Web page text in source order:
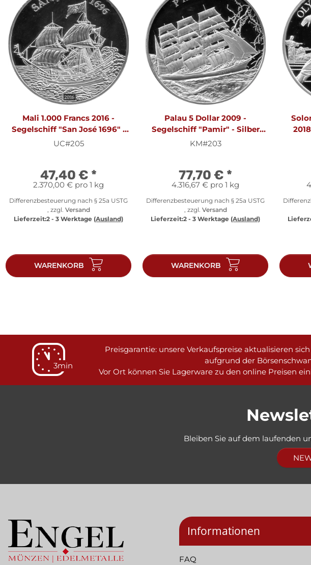
Mali 1.000 Francs 2016 -
Segelschiff "San José 1696" -
Silber PP
UC#205
47,40 € *
2.370,00 € pro 1 kg
Differenzbesteuerung nach § 25a USTG
, zzgl. Versand
Lieferzeit:2 - 3 Werktage (Ausland)
WARENKORB
Palau 5 Dollar 2009 -
Segelschiff "Pamir" - Silber
PP
KM#203
77,70 € *
4.316,67 € pro 1 kg
Differenzbesteuerung nach § 25a USTG
, zzgl. Versand
Lieferzeit:2 - 3 Werktage (Ausland)
WARENKORB
3min
Preisgarantie: unsere Verkaufspreise aktualisieren
aufgrund der
Vor Ort können Sie Lagerware zu den online Preisen
Bleiben Sie auf dem laufenden
Informationen
FAQ